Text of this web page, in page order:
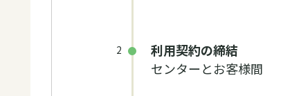
2
利用契約の締結
センターとお客様間